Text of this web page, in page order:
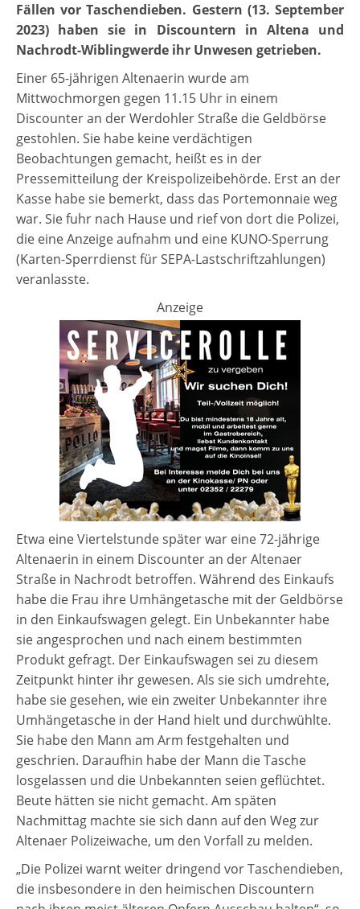
Fällen vor Taschendieben. Gestern (13. September
2023) haben sie in Discountern in Altena und
Nachrodt-Wiblingwerde ihr Unwesen getrieben.
Einer 65-jährigen Altenaerin wurde am
Mittwochmorgen gegen 11.15 Uhr in einem
Discounter an der Werdohler Straße die Geldbörse
gestohlen. Sie habe keine verdächtigen
Beobachtungen gemacht, heißt es in der
Pressemitteilung der Kreispolizeibehörde. Erst an der
Kasse habe sie bemerkt, dass das Portemonnaie weg
war. Sie fuhr nach Hause und rief von dort die Polizei,
die eine Anzeige aufnahm und eine KUNO-Sperrung
(Karten-Sperrdienst für SEPA-Lastschriftzahlungen)
veranlasste.
Anzeige
Etwa eine Viertelstunde später war eine 72-jährige
Altenaerin in einem Discounter an der Altenaer
Straße in Nachrodt betroffen. Während des Einkaufs
habe die Frau ihre Umhängetasche mit der Geldbörse
in den Einkaufswagen gelegt. Ein Unbekannter habe
sie angesprochen und nach einem bestimmten
Produkt gefragt. Der Einkaufswagen sei zu diesem
Zeitpunkt hinter ihr gewesen. Als sie sich umdrehte,
habe sie gesehen, wie ein zweiter Unbekannter ihre
Umhängetasche in der Hand hielt und durchwühlte.
Sie habe den Mann am Arm festgehalten und
geschrien. Daraufhin habe der Mann die Tasche
losgelassen und die Unbekannten seien geflüchtet.
Beute hätten sie nicht gemacht. Am späten
Nachmittag machte sie sich dann auf den Weg zur
Altenaer Polizeiwache, um den Vorfall zu melden.
„Die Polizei warnt weiter dringend vor Taschendieben,
die insbesondere in den heimischen Discountern